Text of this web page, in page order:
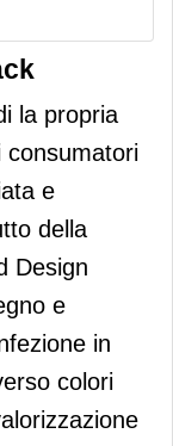
la propria
consumatori
e
della
Design
e
in
colori